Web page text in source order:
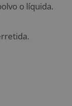
o líquida.